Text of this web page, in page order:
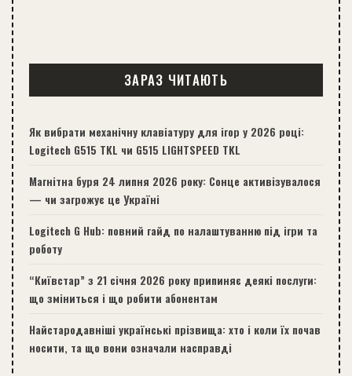
ЗАРАЗ ЧИТАЮТЬ
Як вибрати механічну клавіатуру для ігор у 2026 році:
Logitech G515 TKL чи G515 LIGHTSPEED TKL
Магнітна буря 24 липня 2026 року: Сонце активізувалося
— чи загрожує це Україні
Logitech G Hub: повний гайд по налаштуванню під ігри та
роботу
“Київстар” з 21 січня 2026 року припиняє деякі послуги:
що зміниться і що робити абонентам
Найстародавніші українські прізвища: хто і коли їх почав
носити, та що вони означали насправді